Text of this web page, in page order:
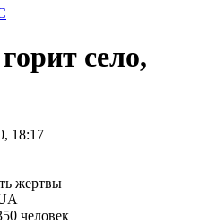
село,
18:17
человек